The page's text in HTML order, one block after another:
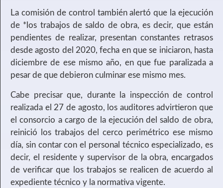
La comisión de control también alertó que la ejecución
de *los trabajos de saldo de obra, es decir, que están
pendientes de realizar, presentan constantes retrasos
desde agosto del 2020, fecha en que se iniciaron, hasta
diciembre de ese mismo año, en que fue paralizada a
pesar de que debieron culminar ese mismo mes.
Cabe precisar que, durante la inspección de control
realizada el 27 de agosto, los auditores advirtieron que
el consorcio a cargo de la ejecución del saldo de obra,
reinició los trabajos del cerco perimétrico ese mismo
día, sin contar con el personal técnico especializado, es
decir, el residente y supervisor de la obra, encargados
de verificar que los trabajos se realicen de acuerdo al
expediente técnico y la normativa vigente.